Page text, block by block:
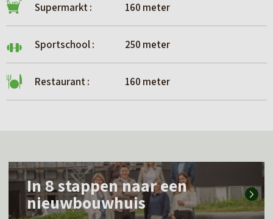
Supermarkt : 160 meter
Sportschool : 250 meter
Restaurant : 160 meter
L
In 8 stappen naar een
nieuwbouwhuis